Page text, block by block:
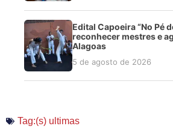
Edital Capoeira “No Pé
reconhecer mestres e
Alagoas
5 de agosto de 2026
Tag:(s) ultimas